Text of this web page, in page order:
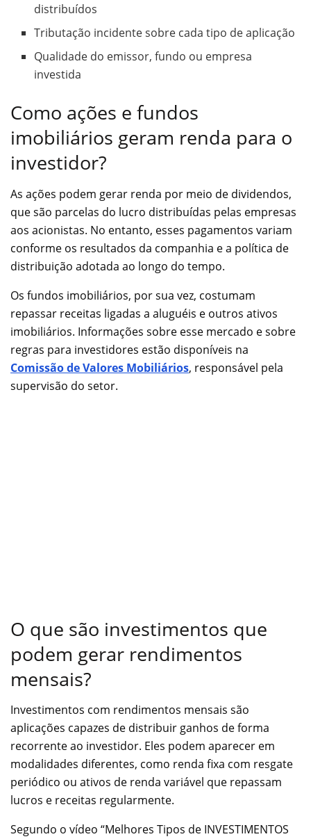
distribuídos
Tributação incidente sobre cada tipo de aplicação
Qualidade do emissor, fundo ou empresa
investida
Como ações e fundos
imobiliários geram renda para o
investidor?
As ações podem gerar renda por meio de dividendos,
que são parcelas do lucro distribuídas pelas empresas
aos acionistas. No entanto, esses pagamentos variam
conforme os resultados da companhia e a política de
distribuição adotada ao longo do tempo.
Os fundos imobiliários, por sua vez, costumam
repassar receitas ligadas a aluguéis e outros ativos
imobiliários. Informações sobre esse mercado e sobre
regras para investidores estão disponíveis na
Comissão de Valores Mobiliários, responsável pela
supervisão do setor.
O que são investimentos que
podem gerar rendimentos
mensais?
Investimentos com rendimentos mensais são
aplicações capazes de distribuir ganhos de forma
recorrente ao investidor. Eles podem aparecer em
modalidades diferentes, como renda fixa com resgate
periódico ou ativos de renda variável que repassam
lucros e receitas regularmente.
Segundo o vídeo “Melhores Tipos de INVESTIMENTOS